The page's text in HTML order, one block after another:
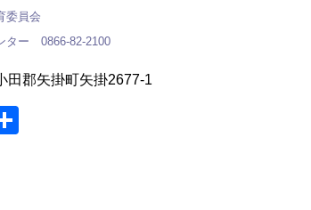
員会
ター 0866-82-2100
郡矢掛町矢掛2677-1